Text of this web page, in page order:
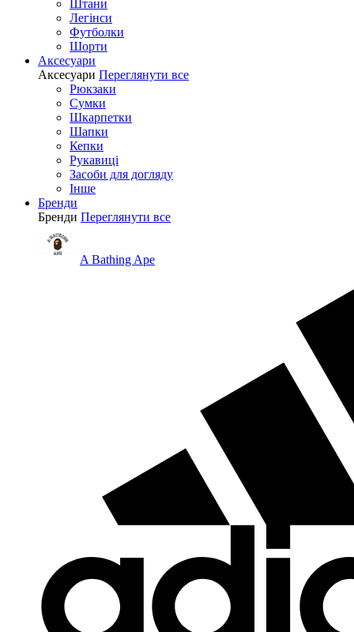
Штани
Легінси
Футболки
Шорти
Аксесуари
Аксесуари Переглянути все
Рюкзаки
Сумки
Шкарпетки
Шапки
Кепки
Рукавиці
Засоби для догляду
Інше
Бренди
Бренди Переглянути все
A Bathing Ape